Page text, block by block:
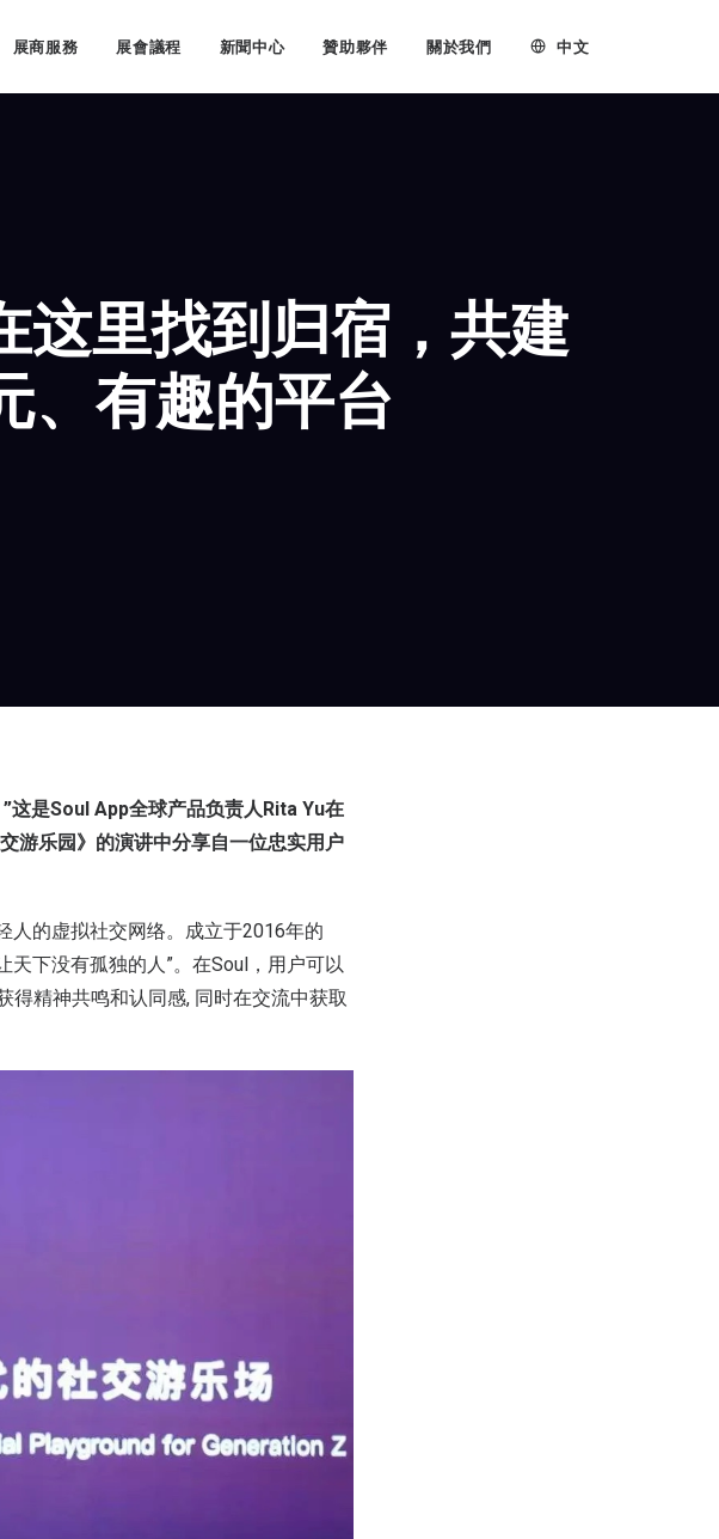
展商服務 展會議程 新聞中心 贊助夥伴 關於我們 中文
这里找到归宿，共建
、有趣的平台
这是Soul App全球产品负责人Rita Yu在
游乐园》的演讲中分享自一位忠实用户
人的虚拟社交网络。成立于2016年的
天下没有孤独的人”。在Soul，用户可以
精神共鸣和认同感, 同时在交流中获取